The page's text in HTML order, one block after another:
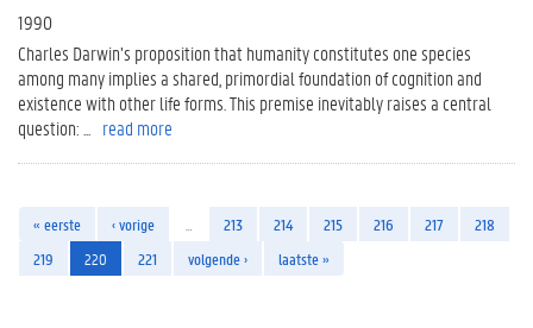
1990
Charles Darwin’s proposition that humanity constitutes one species
among many implies a shared, primordial foundation of cognition and
existence with other life forms. This premise inevitably raises a central
question: ...
read more
« eerste ‹ vorige 213 214 215 216 217
218
219
220 221 volgende › laatste »